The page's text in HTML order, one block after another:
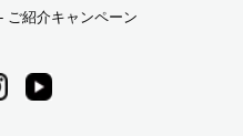
ご紹介キャンペーン